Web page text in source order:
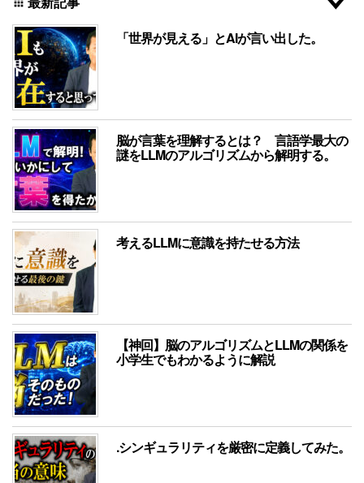
「世界が見える」とAIが言い出した。
脳が言葉を理解するとは？ 言語学最大の
謎をLLMのアルゴリズムから解明する。
考えるLLMに意識を持たせる方法
【神回】脳のアルゴリズムとLLMの関係を
小学生でもわかるように解説
.シンギュラリティを厳密に定義してみた。